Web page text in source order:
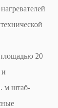
20
и
м штаб-